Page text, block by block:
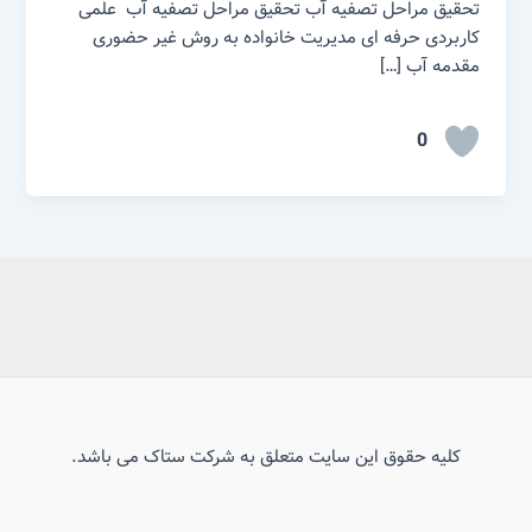
تحقیق مراحل تصفیه آب تحقیق مراحل تصفیه آب علمی
کاربردی حرفه ای مدیریت خانواده به روش غیر حضوری
مقدمه آب […]
0
کلیه حقوق این سایت متعلق به شرکت ستاک می باشد.